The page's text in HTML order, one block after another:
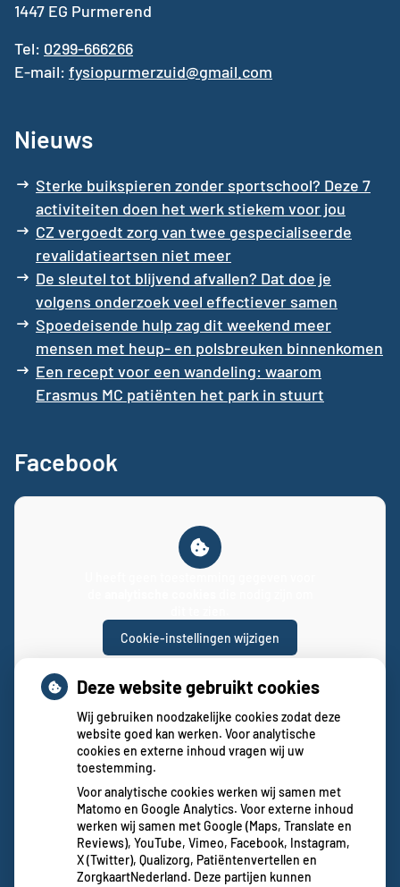
1447 EG Purmerend
Tel: 0299-666266
E-mail: fysiopurmerzuid@gmail.com
Nieuws
Sterke buikspieren zonder sportschool? Deze 7
activiteiten doen het werk stiekem voor jou
CZ vergoedt zorg van twee gespecialiseerde
revalidatieartsen niet meer
De sleutel tot blijvend afvallen? Dat doe je
volgens onderzoek veel effectiever samen
Spoedeisende hulp zag dit weekend meer
mensen met heup- en polsbreuken binnenkomen
Een recept voor een wandeling: waarom
Erasmus MC patiënten het park in stuurt
Facebook
Cookie-instellingen wijzigen
Deze website gebruikt cookies
Wij gebruiken noodzakelijke cookies zodat deze
website goed kan werken. Voor analytische
cookies en externe inhoud vragen wij uw
toestemming.
Voor analytische cookies werken wij samen met
Matomo en Google Analytics. Voor externe inhoud
werken wij samen met Google (Maps, Translate en
Reviews), YouTube, Vimeo, Facebook, Instagram,
X (Twitter), Qualizorg, Patiëntenvertellen en
ZorgkaartNederland. Deze partijen kunnen